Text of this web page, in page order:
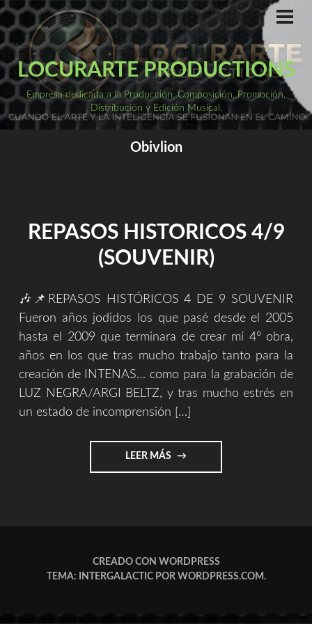
Saltar
al
contenido
LOCURARTE PRODUCTIONS
Empresa dedicada a la Producción, Composición, Promoción,
Distribución y Edición Musical.
Obivlion
REPASOS HISTORICOS 4/9
(SOUVENIR)
🎶📌REPASOS HISTÓRICOS 4 DE 9 SOUVENIR
Fueron años jodidos los que pasé desde el 2005
hasta el 2009 que terminara de crear mí 4° obra,
años en los que tras mucho trabajo tanto para la
creación de INTENAS… como para la grabación de
LUZ NEGRA/ARGI BELTZ, y tras mucho estrés en
un estado de incomprensión […]
LEER MÁS "REPASOS
HISTORICOS
CREADO CON WORDPRESS
TEMA: INTERGALACTIC POR WORDPRESS.COM.